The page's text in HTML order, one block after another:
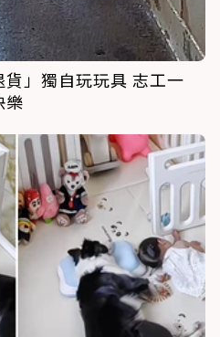
」獨自玩玩具 志工一
樂